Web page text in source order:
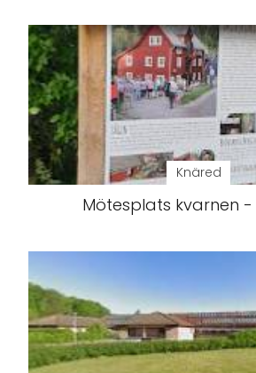
Knäred
Mötesplats kvarnen -